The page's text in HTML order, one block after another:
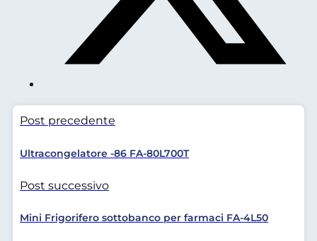
Post precedente
Ultracongelatore -86 FA-80L700T
Post successivo
Mini Frigorifero sottobanco per farmaci FA-4L50